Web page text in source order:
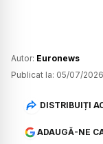
Autor: Euronews
Publicat la: 05/07/2026
DISTRIBUIȚI
ADAUGĂ-NE